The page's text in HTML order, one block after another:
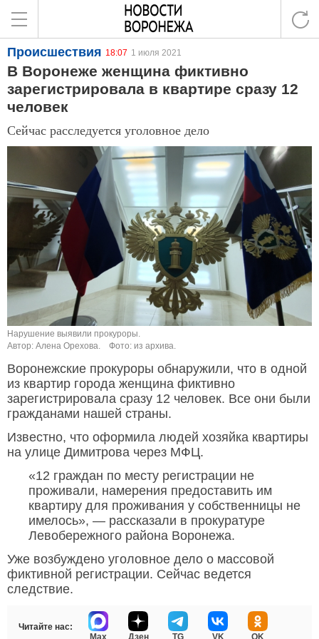
Происшествия 18:07 1 июля 2021
В Воронеже женщина фиктивно
зарегистрировала в квартире сразу 12
человек
Сейчас расследуется уголовное дело
Нарушение выявили прокуроры.
Автор: Алена Орехова.
Фото: из архива.
Воронежские прокуроры обнаружили, что в одной
из квартир города женщина фиктивно
зарегистрировала сразу 12 человек. Все они были
гражданами нашей страны.
Известно, что оформила людей хозяйка квартиры
на улице Димитрова через МФЦ.
«12 граждан по месту регистрации не
проживали, намерения предоставить им
квартиру для проживания у собственницы не
имелось», — рассказали в прокуратуре
Левобережного района Воронежа.
Уже возбуждено уголовное дело о массовой
фиктивной регистрации. Сейчас ведется
следствие.
Читайте нас: